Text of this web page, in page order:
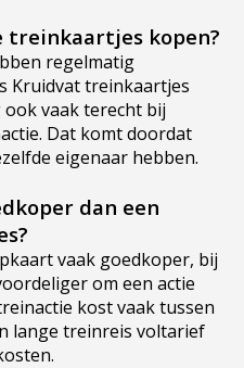
treinkaartjes kopen?
regelmatig
Kruidvat treinkaartjes
vaak terecht bij
Dat komt doordat
eigenaar hebben.
dan een
vaak goedkoper, bij
om een actie
kost vaak tussen
lange treinreis voltarief